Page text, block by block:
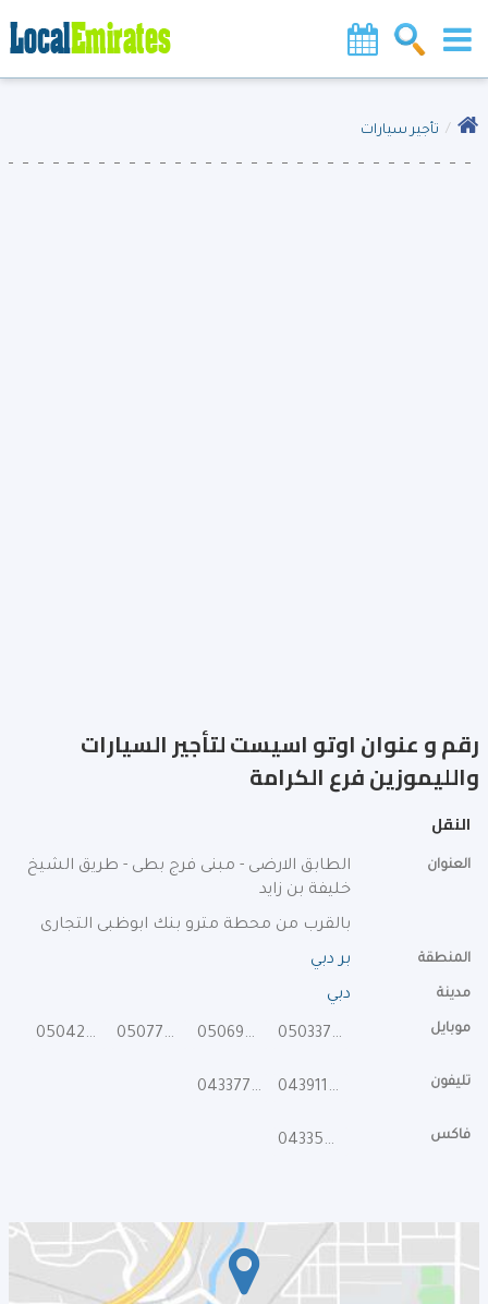
تأجير سيارات
رقم و عنوان اوتو اسيست لتأجير السيارات
والليموزين فرع الكرامة
النقل
العنوان
الطابق الارضى - مبنى فرج بطى - طريق الشيخ
خليفة بن زايد
بالقرب من محطة مترو بنك ابوظبى التجارى
المنطقة بر دبي
مدينة دبي
موبايل 0503377877
0506943808
0507700088
0504247555
تليفون 043911333
043377877
فاكس 043355445